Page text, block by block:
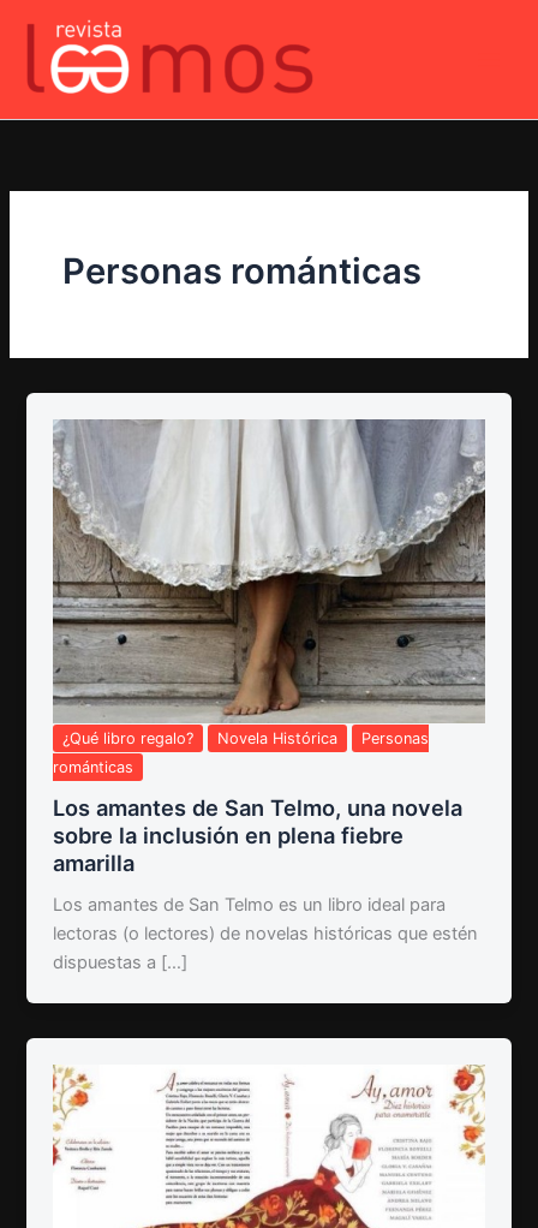
contenido
Personas románticas
¿Qué libro regalo? Novela Histórica
Personas
románticas
Los amantes de San Telmo, una novela
sobre la inclusión en plena fiebre
amarilla
Los amantes de San Telmo es un libro ideal para
lectoras (o lectores) de novelas históricas que estén
dispuestas a […]